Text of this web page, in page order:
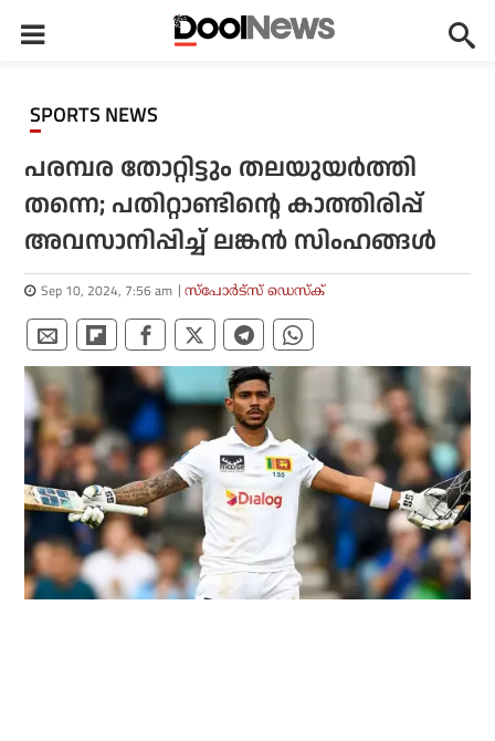
SPORTS NEWS
പരമ്പര തോറ്റിട്ടും തലയുയര്‍ത്തി
തന്നെ; പതിറ്റാണ്ടിന്റെ കാത്തിരിപ്പ്
അവസാനിപ്പിച്ച് ലങ്കന്‍ സിംഹങ്ങള്‍
Sep 10, 2024, 7:56 am സ്പോര്‍ട്സ് ഡെസ്‌ക്